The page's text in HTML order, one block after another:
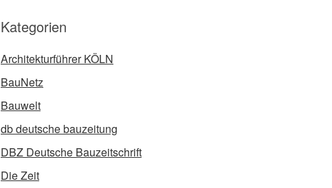
Kategorien
Architekturführer KÖLN
BauNetz
Bauwelt
db deutsche bauzeitung
DBZ Deutsche Bauzeitschrift
Die Zeit